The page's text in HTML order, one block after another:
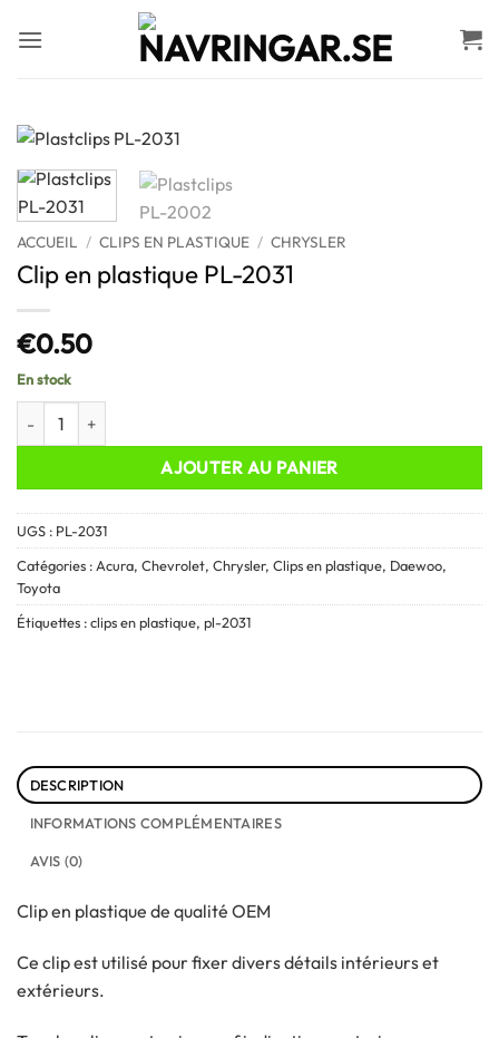
ACCUEIL / CLIPS EN PLASTIQUE / CHRYSLER
Clip en plastique PL-2031
€0.50
En stock
quantité de Clip en plastique PL-2031
AJOUTER AU PANIER
UGS : PL-2031
Catégories :Acura, Chevrolet, Chrysler, Clips en plastique, Daewoo,
Toyota
Étiquettes :clips en plastique, pl-2031
DESCRIPTION
INFORMATIONS COMPLÉMENTAIRES
AVIS (0)
Clip en plastique de qualité OEM
Ce clip est utilisé pour fixer divers détails intérieurs et
extérieurs.